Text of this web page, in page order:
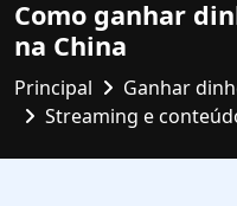
Como ganhar
na China
Principal
Ganhar
Streaming e